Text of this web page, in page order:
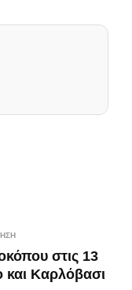
στις 13
και Καρλόβασι